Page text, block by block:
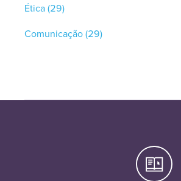
Ética(29)
Comunicação(29)